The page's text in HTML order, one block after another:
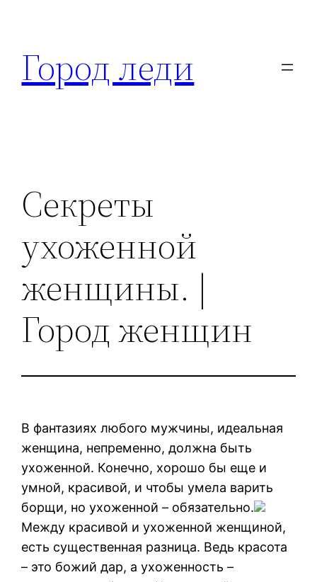
содержимому
Город леди
Секреты
ухоженной
женщины. |
Город женщин
В фантазиях любого мужчины, идеальная
женщина, непременно, должна быть
ухоженной. Конечно, хорошо бы еще и
умной, красивой, и чтобы умела варить
борщи, но ухоженной – обязательно.
Между красивой и ухоженной женщиной,
есть существенная разница. Ведь красота
– это божий дар, а ухоженность –